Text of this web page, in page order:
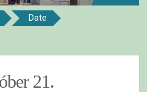
Könyvtár
TÉR 5.
Date
21.